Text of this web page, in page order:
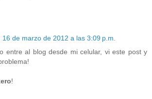
16 de marzo de 2012 a las 3:09 p.m.
entre al blog desde mi celular, vi este post y
!